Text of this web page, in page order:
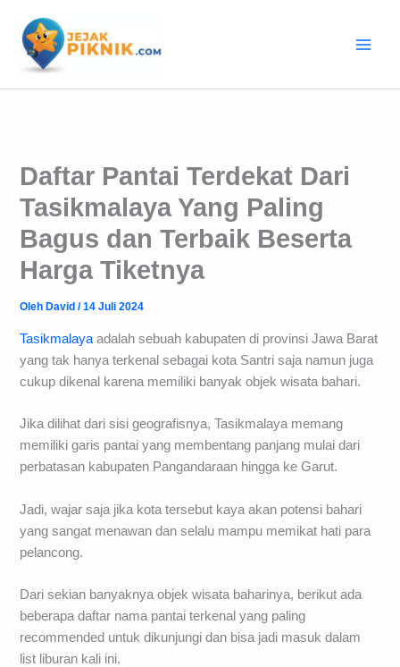
konten
Daftar Pantai Terdekat Dari
Tasikmalaya Yang Paling
Bagus dan Terbaik Beserta
Harga Tiketnya
Oleh David/14 Juli 2024
Tasikmalaya adalah sebuah kabupaten di provinsi Jawa Barat
yang tak hanya terkenal sebagai kota Santri saja namun juga
cukup dikenal karena memiliki banyak objek wisata bahari.
Jika dilihat dari sisi geografisnya, Tasikmalaya memang
memiliki garis pantai yang membentang panjang mulai dari
perbatasan kabupaten Pangandaraan hingga ke Garut.
Jadi, wajar saja jika kota tersebut kaya akan potensi bahari
yang sangat menawan dan selalu mampu memikat hati para
pelancong.
Dari sekian banyaknya objek wisata baharinya, berikut ada
beberapa daftar nama pantai terkenal yang paling
recommended untuk dikunjungi dan bisa jadi masuk dalam
list liburan kali ini.